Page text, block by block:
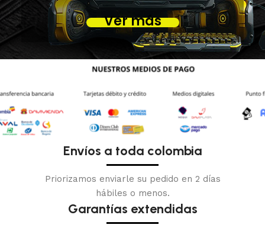
Ver más
Envíos a toda colombia
Priorizamos enviarle su pedido en 2 días
hábiles o menos.
Garantías extendidas